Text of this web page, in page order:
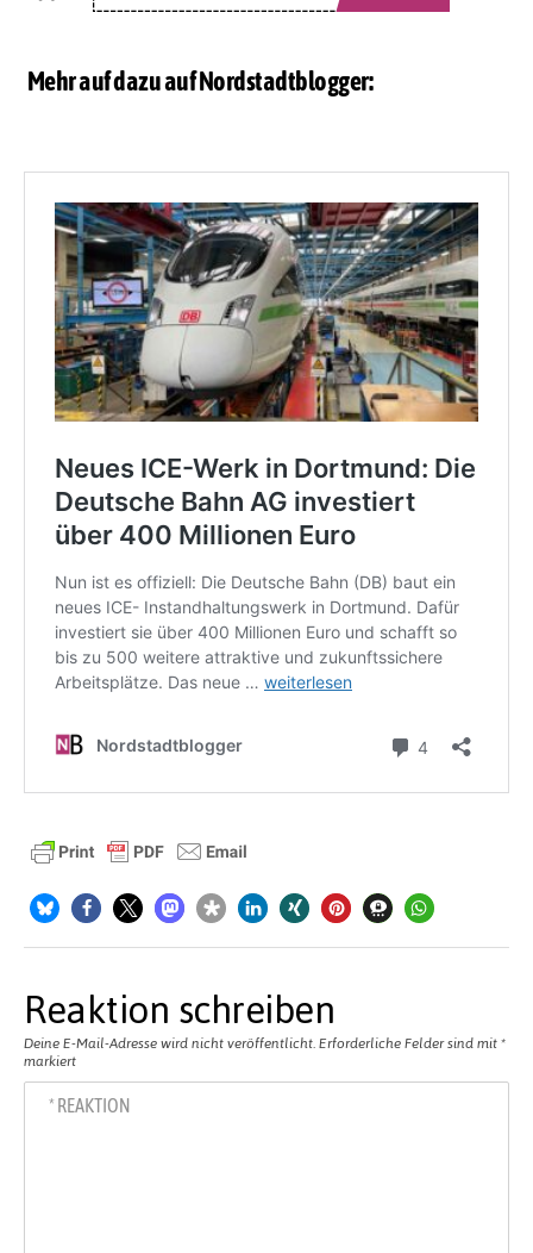
Mehr auf dazu auf Nordstadtblogger:
Reaktion schreiben
Deine E-Mail-Adresse wird nicht veröffentlicht. Erforderliche Felder sind mit *
markiert